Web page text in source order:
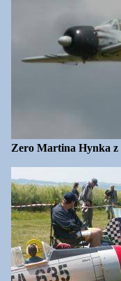
Zero Martina Hynka